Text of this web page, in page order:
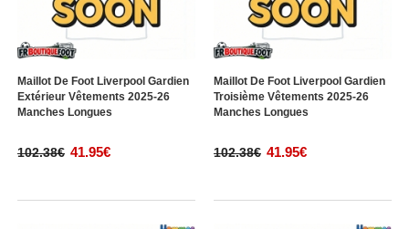
Maillot De Foot Liverpool Gardien
Extérieur Vêtements 2025-26
Manches Longues
102.38€ 41.95€
Maillot De Foot Liverpool Gardien
Troisième Vêtements 2025-26
Manches Longues
102.38€ 41.95€